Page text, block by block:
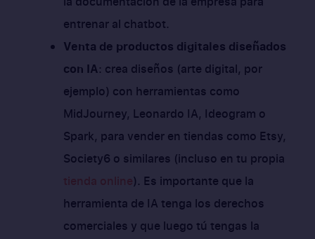
entrenar al chatbot.
Venta de productos digitales diseñados
con IA: crea diseños (arte digital, por
ejemplo) con herramientas como
MidJourney, Leonardo IA, Ideogram o
Spark, para vender en tiendas como Etsy,
Society6 o similares (incluso en tu propia
tienda online). Es importante que la
herramienta de IA tenga los derechos
comerciales y que luego tú tengas la